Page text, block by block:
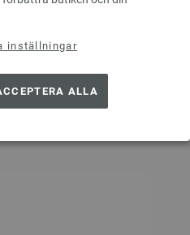
inställningar
ALLA